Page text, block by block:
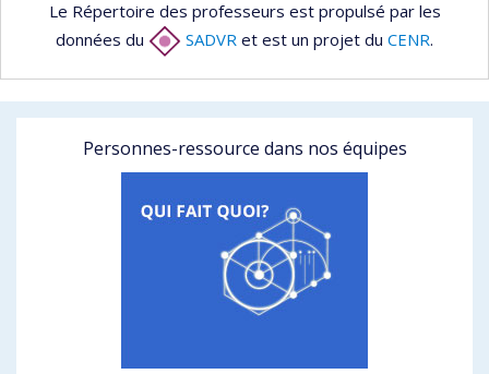
Le Répertoire des professeurs est propulsé par les
données du
SADVR et est un projet du CENR.
Personnes-ressource dans nos équipes